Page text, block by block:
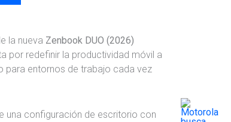
la nueva Zenbook DUO (2026)
por redefinir la productividad móvil a
para entornos de trabajo cada vez
una configuración de escritorio con